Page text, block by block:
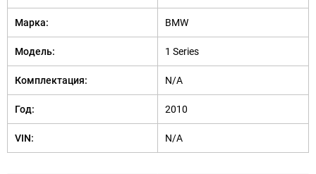
Марка: BMW
Модель: 1 Series
Комплектация: N/A
Год: 2010
VIN: N/A